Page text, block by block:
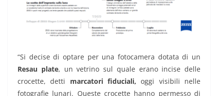
“Si decise di optare per una fotocamera dotata di un
Resau plate, un vetrino sul quale erano incise delle
crocette, detti marcatori fiduciali, oggi visibili nelle
fotografie lunari. Queste crocette hanno permesso di